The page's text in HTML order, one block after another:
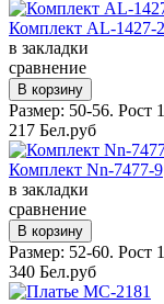
Комплект AL-1427-2
в закладки
сравнение
Размер: 50-56. Рост
217 Бел.руб
Комплект Nn-7477-9
в закладки
сравнение
Размер: 52-60. Рост
340 Бел.руб